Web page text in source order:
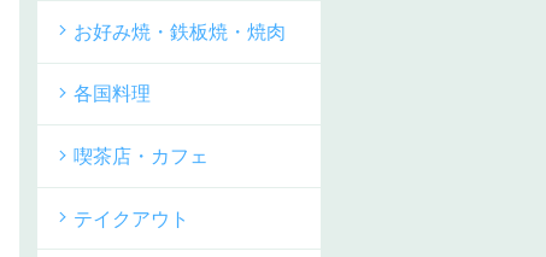
お好み焼・鉄板焼・焼肉
各国料理
喫茶店・カフェ
テイクアウト